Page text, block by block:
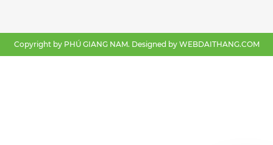
Copyright by PHÚ GIANG NAM. Designed by WEBDAITHANG.COM